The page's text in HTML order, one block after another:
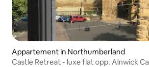
Appartement in Northumberland
Castle Retreat - luxe flat opp. Alnwick